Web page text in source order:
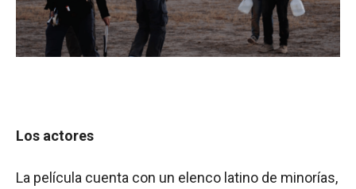
Los actores
La película cuenta con un elenco latino de minorías,